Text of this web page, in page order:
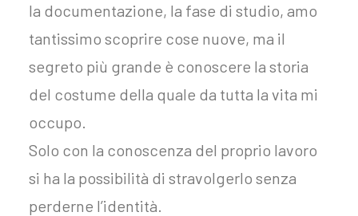
la documentazione, la fase di studio, amo
tantissimo scoprire cose nuove, ma il
segreto più grande è conoscere la storia
del costume della quale da tutta la vita mi
occupo.
Solo con la conoscenza del proprio lavoro
si ha la possibilità di stravolgerlo senza
perderne l’identità.